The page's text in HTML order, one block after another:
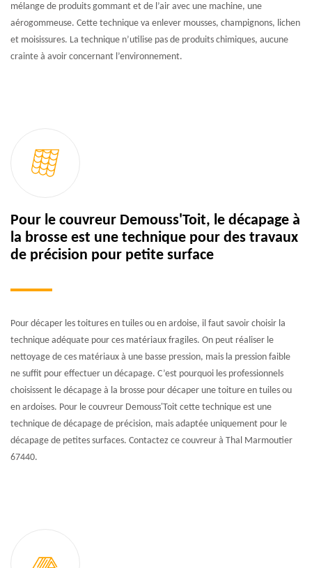
mélange de produits gommant et de l’air avec une machine, une
aérogommeuse. Cette technique va enlever mousses, champignons, lichen
et moisissures. La technique n’utilise pas de produits chimiques, aucune
crainte à avoir concernant l’environnement.
Pour le couvreur Demouss'Toit, le décapage à
la brosse est une technique pour des travaux
de précision pour petite surface
Pour décaper les toitures en tuiles ou en ardoise, il faut savoir choisir la
technique adéquate pour ces matériaux fragiles. On peut réaliser le
nettoyage de ces matériaux à une basse pression, mais la pression faible
ne suffit pour effectuer un décapage. C’est pourquoi les professionnels
choisissent le décapage à la brosse pour décaper une toiture en tuiles ou
en ardoises. Pour le couvreur Demouss'Toit cette technique est une
technique de décapage de précision, mais adaptée uniquement pour le
décapage de petites surfaces. Contactez ce couvreur à Thal Marmoutier
67440.